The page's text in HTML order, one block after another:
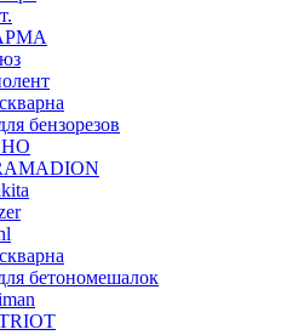
бензорезов
бетономешалок